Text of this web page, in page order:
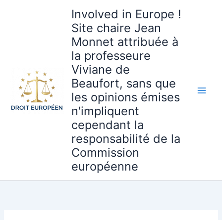
Involved in Europe !
Site chaire Jean
Monnet attribuée à
la professeure
Viviane de
Beaufort, sans que
les opinions émises
n'impliquent
cependant la
responsabilité de la
Commission
européenne